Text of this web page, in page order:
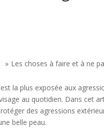
Les choses à faire et à ne
la plus exposée aux
au quotidien. Dans cet
des agressions
belle peau.